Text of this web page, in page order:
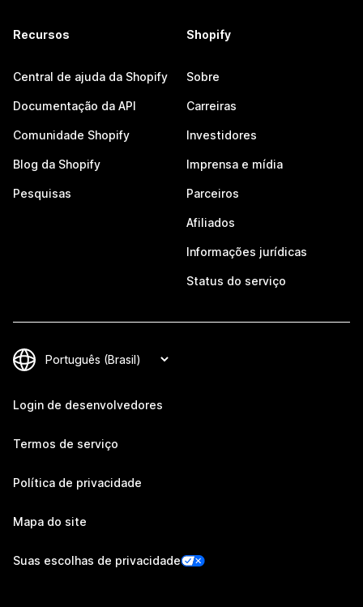
Recursos
Central de ajuda da Shopify
Documentação da API
Comunidade Shopify
Blog da Shopify
Pesquisas
Shopify
Sobre
Carreiras
Investidores
Imprensa e mídia
Parceiros
Afiliados
Informações jurídicas
Status do serviço
Login de desenvolvedores
Termos de serviço
Política de privacidade
Mapa do site
Suas escolhas de privacidade